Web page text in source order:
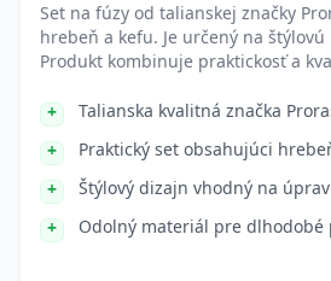
Set na fúzy od talianskej značky
hrebeň a kefu. Je určený na
Produkt kombinuje praktickosť a
Talianska kvalitná značka
Praktický set obsahujúci
Štýlový dizajn vhodný na
Odolný materiál pre dlhodobé